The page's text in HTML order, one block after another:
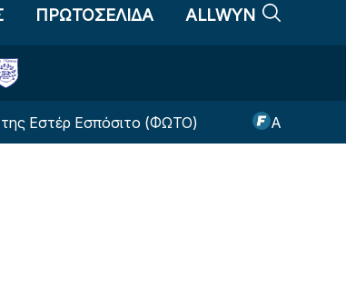
ΠΡΩΤΟΣΕΛΙΔΑ ALLWYN
Εσπόσιτο (ΦΩΤΟ) Αλλαγή-σταθμός